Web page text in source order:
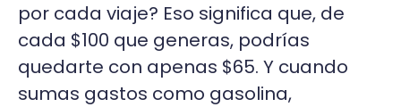
por cada viaje? Eso significa que, de
cada $100 que generas, podrías
quedarte con apenas $65. Y cuando
sumas gastos como gasolina,